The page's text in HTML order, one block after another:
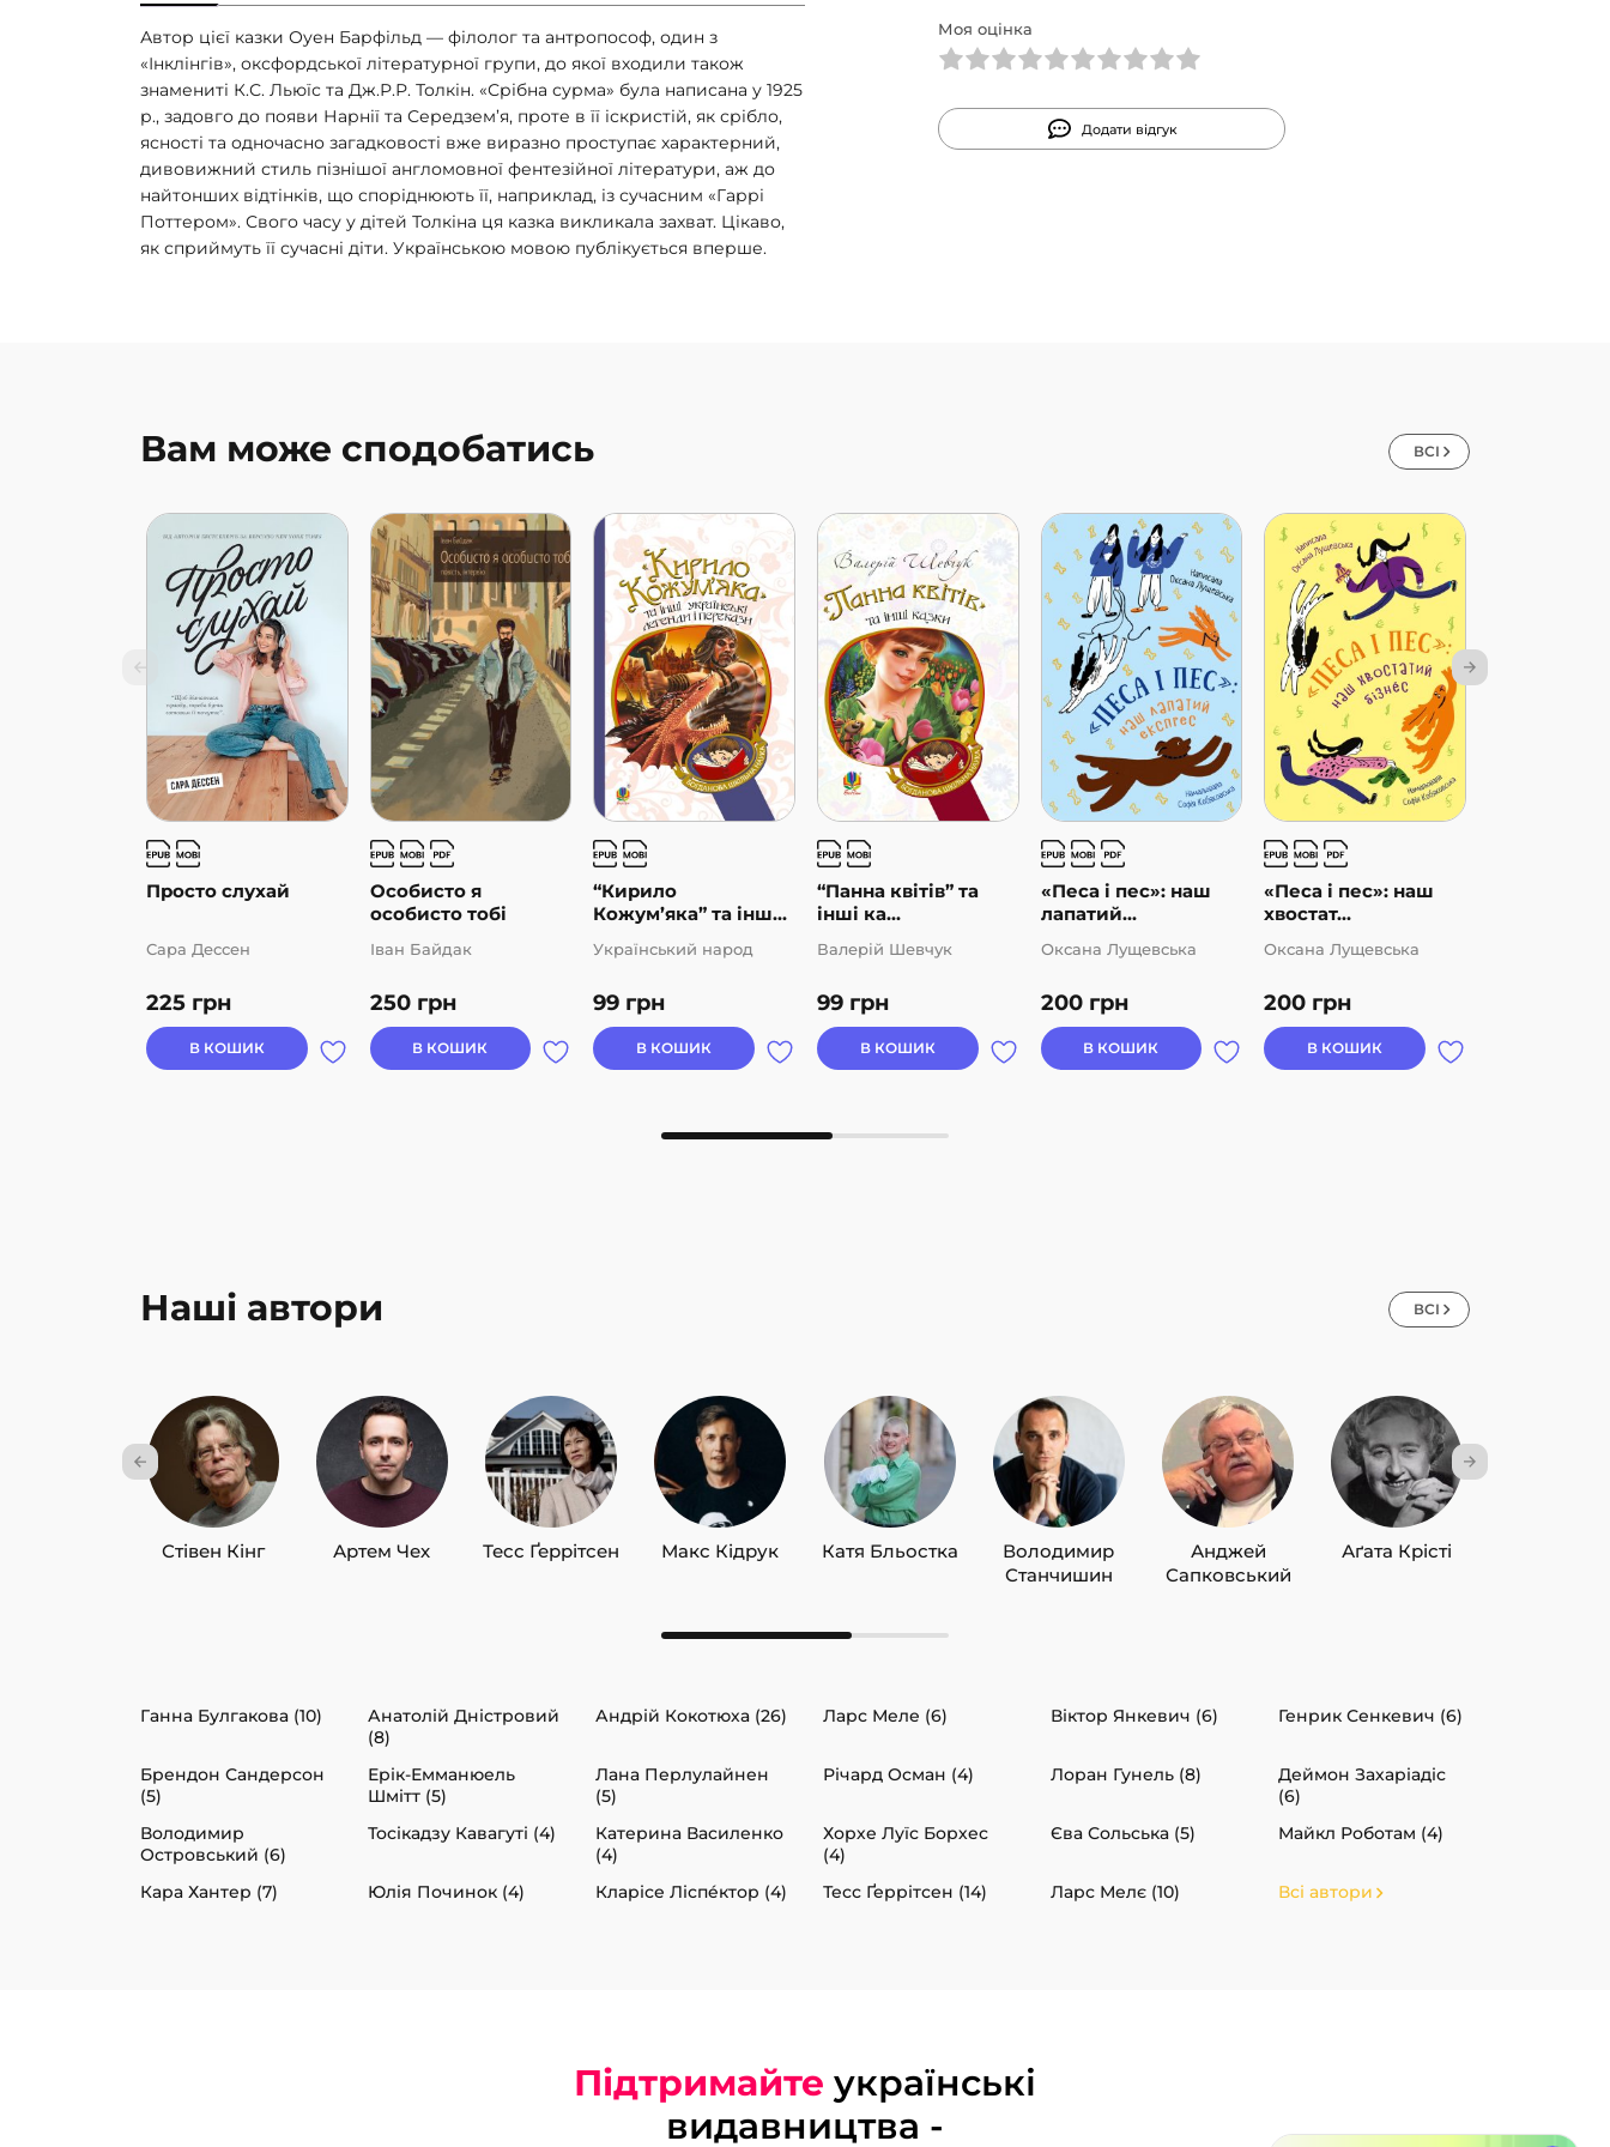
Автор цієї казки Оуен Барфільд — філолог та антропософ, один з
«Інклінгів», оксфордської літературної групи, до якої входили також
знамениті К.С. Льюїс та Дж.Р.Р. Толкін. «Срібна сурма» була написана у 1925
р., задовго до появи Нарнії та Середзем’я, проте в її іскристій, як срібло,
ясності та одночасно загадковості вже виразно проступає характерний,
дивовижний стиль пізнішої англомовної фентезійної літератури, аж до
найтонших відтінків, що споріднюють її, наприклад, із сучасним «Гаррі
Поттером». Свого часу у дітей Толкіна ця казка викликала захват. Цікаво,
як сприймуть її сучасні діти. Українською мовою публікується вперше.
Моя оцінка
Додати відгук
Вам може сподобатись ВСІ
Просто слухай
225 грн
Сара Дессен
В КОШИК
Особисто я
особисто тобі
250 грн
Іван Байдак
В КОШИК
“Кирило
Кожум’яка” та інш...
99 грн
Український народ
В КОШИК
“Панна квітів” та
інші ка...
99 грн
Валерій Шевчук
В КОШИК
«Песа і пес»: наш
лапатий...
200 грн
Оксана Лущевська
В КОШИК
«Песа і пес»: наш
хвостат...
200 грн
Оксана Лущевська
В КОШИК
Наші автори ВСІ
Стівен Кінг Артем Чех Тесс Ґеррітсен Макс Кідрук Катя Бльостка
Володимир
Станчишин
Анджей
Сапковський
Аґата Крісті
Ганна Булгакова (10)
Анатолій Дністровий
(8)
Андрій Кокотюха (26) Ларс Меле (6) Віктор Янкевич (6) Генрик Сенкевич (6)
Брендон Сандерсон
(5)
Ерік-Емманюель
Шмітт (5)
Лана Перлулайнен
(5)
Річард Осман (4) Лоран Гунель (8)
Деймон Захаріадіс
(6)
Володимир
Островський (6)
Тосікадзу Кавагуті (4)
Катерина Василенко
(4)
Хорхе Луїс Борхес
(4)
Єва Сольська (5) Майкл Роботам (4)
Кара Хантер (7) Юлія Починок (4) Кларісе Ліспéктор (4) Тесс Ґеррітсен (14) Ларс Мелє (10) Всі автори
Підтримайте українські
видавництва -